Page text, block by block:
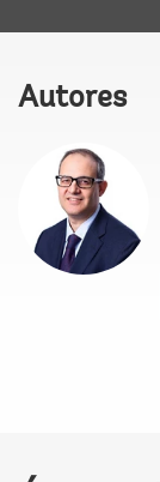
Autores